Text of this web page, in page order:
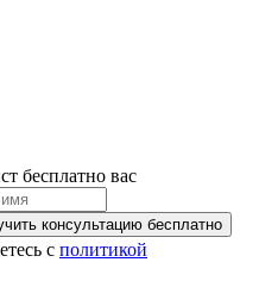
бесплатно вас
консультацию бесплатно
с политикой